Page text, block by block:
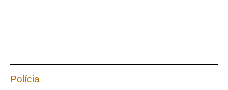
Polícia